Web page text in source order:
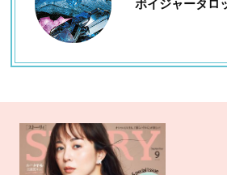
ボイジャータロ